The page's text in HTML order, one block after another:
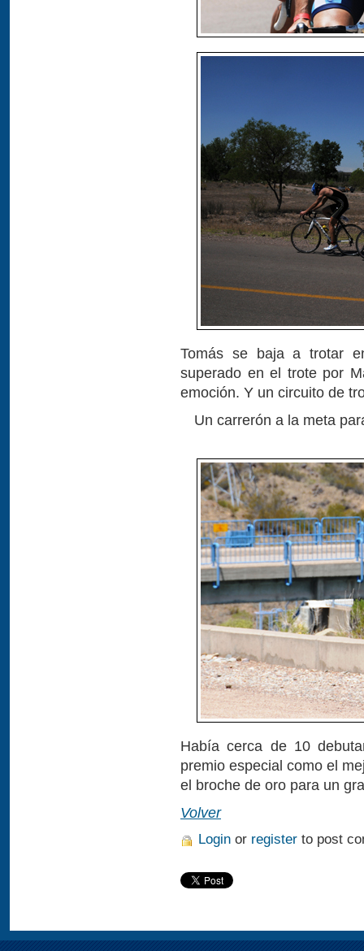
Tomás se baja a trotar
superado en el trote por
emoción. Y un circuito de
Un carrerón a la meta
Había cerca de 10
premio especial como el
el broche de oro para un
Volver
Login or register to post